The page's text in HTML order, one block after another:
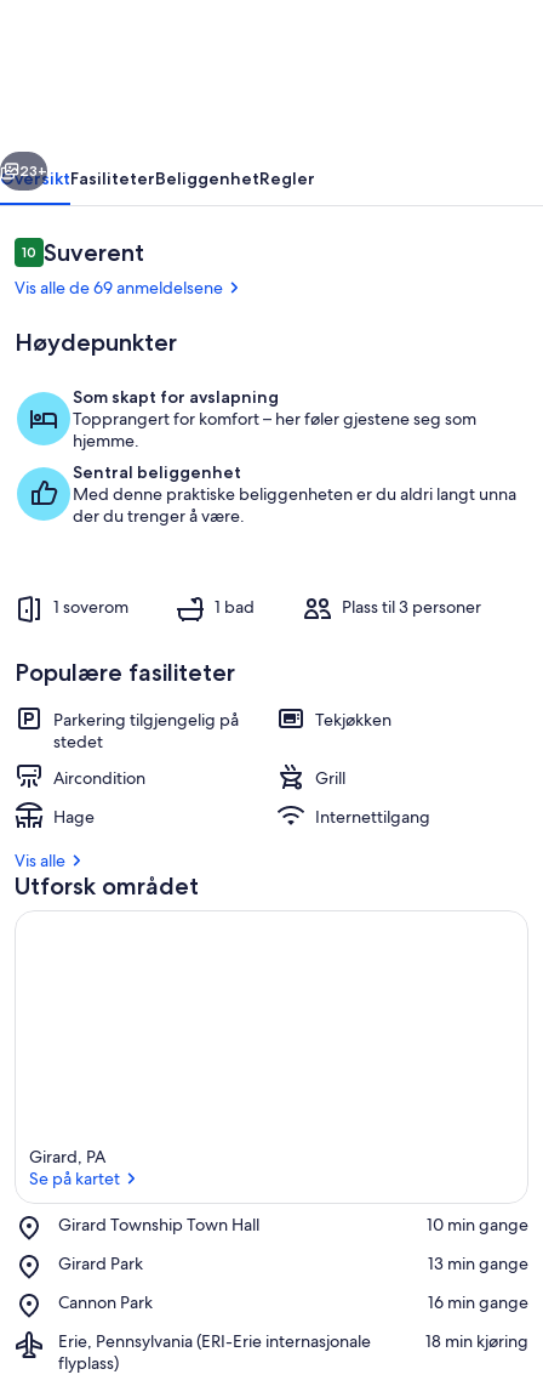
Neste
23+
OversiktFasiliteterBeliggenhetRegler
Anmeldelser
1010 av 10 –
Suverent
Vis alle de 69 anmeldelsene
Høydepunkter
Som skapt for avslapning
Topprangert for komfort – her føler gjestene seg som
hjemme.
Sentral beliggenhet
Med denne praktiske beliggenheten er du aldri langt unna
der du trenger å være.
1 soverom 1 bad Plass til 3 personer
Populære fasiliteter
Parkering tilgjengelig på
stedet
Tekjøkken
Aircondition
Grill
Hage
Internettilgang
Vis alle
Utforsk området
Girard, PA
Se på kartet
Girard Township Town Hall
Place,
Township
Hall
‪10 min gange‬
Girard Park
Place,
Park
‪13 min gange‬
Cannon Park
Place,
Park
‪16 min gange‬
Erie, Pennsylvania (ERI-Erie internasjonale
flyplass)
Airport,
Erie,
‪18 min kjøring‬